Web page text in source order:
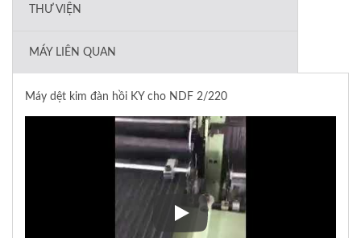
THƯ VIỆN
MÁY LIÊN QUAN
Máy dệt kim đàn hồi KY cho NDF 2/220
Máy dệt kim đàn hồi KY cho